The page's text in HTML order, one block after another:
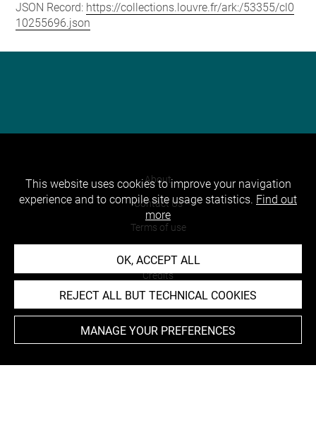
JSON Record: https://collections.louvre.fr/ark:/53355/cl0
10255696.json
About
Contact Us
Terms of use
Credits
Accessibility : non compliant
This website uses cookies to improve your navigation
experience and to compile site usage statistics. Find out
more
OK, ACCEPT ALL
REJECT ALL BUT TECHNICAL COOKIES
MANAGE YOUR PREFERENCES